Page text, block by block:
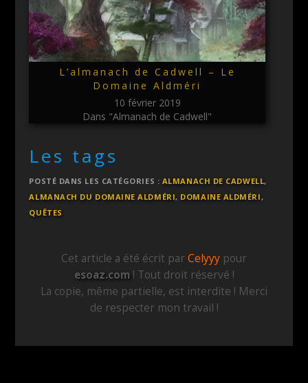
L’almanach de Cadwell – Le
Domaine Aldméri
10 février 2019
Dans "Almanach de Cadwell"
Les tags
POSTÉ DANS LES CATÉGORIES : ALMANACH DE CADWELL,
ALMANACH DU DOMAINE ALDMÉRI, DOMAINE ALDMÉRI,
QUÊTES
Cet article a été écrit par Celyyy pour
esoaz.com ! Tout droit réservé !
La copie, même partielle, est interdite ! Merci
de respecter mon travail !